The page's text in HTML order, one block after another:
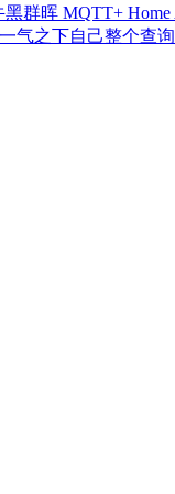
群晖 MQTT+ Home
气之下自己整个查